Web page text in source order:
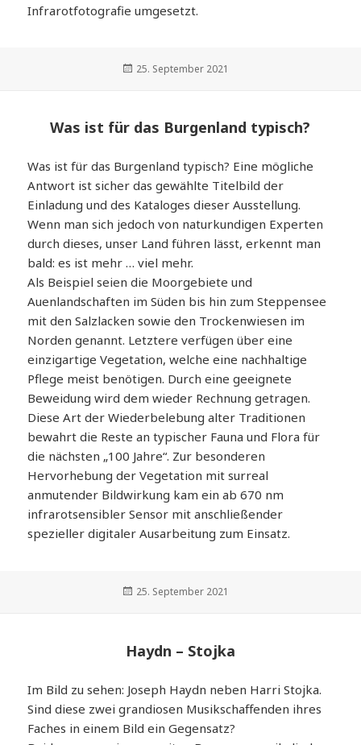
Infrarotfotografie umgesetzt.
Veröffentlicht
25. September 2021
Was ist für das Burgenland typisch?
Was ist für das Burgenland typisch? Eine mögliche
Antwort ist sicher das gewählte Titelbild der
Einladung und des Kataloges dieser Ausstellung.
Wenn man sich jedoch von naturkundigen Experten
durch dieses, unser Land führen lässt, erkennt man
bald: es ist mehr … viel mehr.
Als Beispiel seien die Moorgebiete und
Auenlandschaften im Süden bis hin zum Steppensee
mit den Salzlacken sowie den Trockenwiesen im
Norden genannt. Letztere verfügen über eine
einzigartige Vegetation, welche eine nachhaltige
Pflege meist benötigen. Durch eine geeignete
Beweidung wird dem wieder Rechnung getragen.
Diese Art der Wiederbelebung alter Traditionen
bewahrt die Reste an typischer Fauna und Flora für
die nächsten „100 Jahre“. Zur besonderen
Hervorhebung der Vegetation mit surreal
anmutender Bildwirkung kam ein ab 670 nm
infrarotsensibler Sensor mit anschließender
spezieller digitaler Ausarbeitung zum Einsatz.
Veröffentlicht
25. September 2021
Haydn – Stojka
Im Bild zu sehen: Joseph Haydn neben Harri Stojka.
Sind diese zwei grandiosen Musikschaffenden ihres
Faches in einem Bild ein Gegensatz?